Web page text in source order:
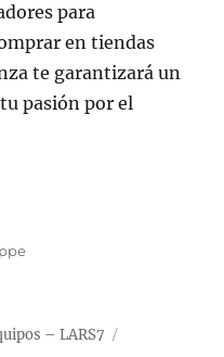
para
en tiendas
te garantizará un
pasión por el
– LARS7